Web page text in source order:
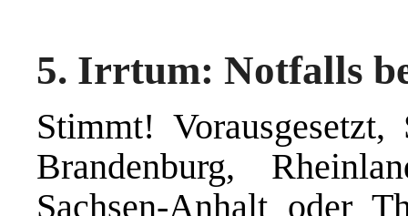
5. Irrtum: Notfalls
Stimmt!
Brandenburg,
Sachsen-Anhalt oder